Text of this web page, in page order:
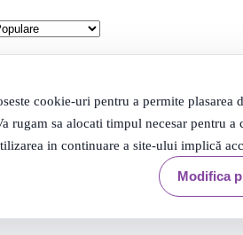
cookie-uri pentru a permite
rugam sa alocati timpul necesar pentru a
in continuare a site-ului implică
Modifica